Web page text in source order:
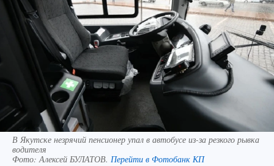
В Якутске незрячий пенсионер упал в автобусе из-за резкого рывка
водителя
Фото:Алексей БУЛАТОВ. Перейти в Фотобанк КП